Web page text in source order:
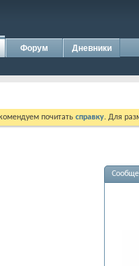
Форум Дневники
почитать справку. Для